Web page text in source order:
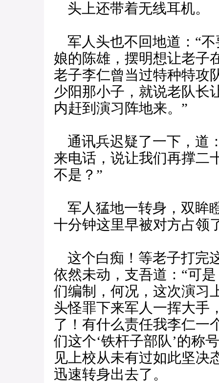
头上还带着无线耳机。
军人头也不回地道：“
娘的陈雄，摆明想让老子
老子李仁曾当过特种特攻
少阳那小子，就说老队长
内赶到演习阵地来。”
通讯兵迟疑了一下，道
来电话，说让我们再撑二
不是？”
军人猛地一转身，双眸
十分钟这里早被对方占领
这个白痴！等老子打完
依然未动，支吾道：“可
们编制，何况，这次演习
头怪罪下来军人一挥大手
了！有什么责任我李仁一
们这个‘铁杆子部队’的称
见上校从未有过如此坚决
迅速转身出去了。